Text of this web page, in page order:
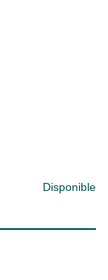
Disponible